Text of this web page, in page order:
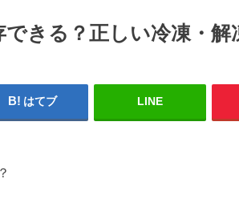
きる？正しい冷凍・解
はてブ LINE